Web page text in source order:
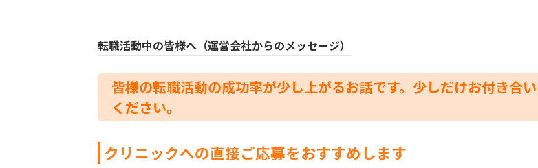
転職活動中の皆様へ（運営会社からのメッセージ）
皆様の転職活動の成功率が少し上がるお話です。少しだけお付き合い
ください。
クリニックへの直接ご応募をおすすめします